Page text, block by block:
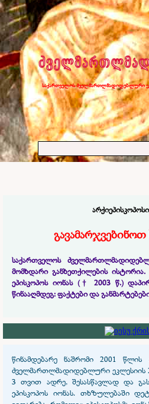
საქართველოს ძველმართლმადიდებლური
საქართველოს
მომხდარი განხეთქილების ისტორია.
ეპისკოპოს იონას († 2003 წ.)
წინააღმდეგ: ფაქტები და
წინამდებარე ნაშრომი 2001 წლის
ძველმართლმადიდებლური ეკლესიის
3 თვით ადრე, შესასწავლად და
ეპისკოპოს იონას. თხზულებაში